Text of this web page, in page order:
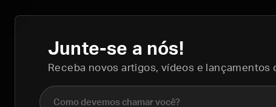
Junte-se a nós!
Receba novos artigos, vídeos e
Nome completo